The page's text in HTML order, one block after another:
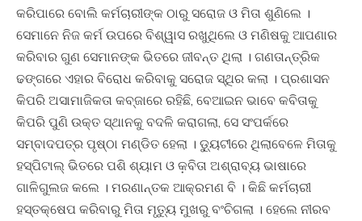
କରିପାରେ ବୋଲି କର୍ମଚାରୀଙ୍କ ଠାରୁ ସରୋଜ ଓ ମିତା ଶୁଣିଲେ ।
ସେମାନେ ନିଜ କର୍ମ ଉପରେ ବିଶ୍ୱାସ ରଖୁଥିଲେ ଓ ମଣିଷକୁ ଆପଣାର
କରିବାର ଗୁଣ ସେମାନଙ୍କ ଭିତରେ ଜୀବନ୍ତ ଥିଲା । ଗଣତାନ୍ତ୍ରିକ
ଢଙ୍ଗରେ ଏହାର ବିରୋଧ କରିବାକୁ ସରୋଜ ସ୍ଥିର କଲା । ପ୍ରଶାସନ
କିପରି ଅସାମାଜିକତା କବ୍‌ଜାରେ ରହିଛି, ବେଆଇନ ଭାବେ କବିତାକୁ
କିପରି ପୁଣି ଉକ୍ତ ସ୍ଥାନକୁ ବଦଳି କରାଗଲା, ସେ ସଂପର୍କରେ
ସମ୍ବାଦପତ୍ର ପୃଷ୍ଠା ମଣ୍ଡିତ ହେଲା । ଡ଼୍ୟୁଟୀରେ ଥିଲାବେଳେ ମିତାକୁ
ହସ୍ପିଟାଲ୍ ଭିତରେ ପଶି ଶ୍ୟାମ ଓ କ଼ବିତା ଅଶ୍ରାବ୍ୟ ଭାଷାରେ
ଗାଳିଗୁଲଜ କଲେ । ମରଣାନ୍ତକ ଆକ୍ରମଣ ବି । କିଛି କର୍ମଚାରୀ
ହସ୍ତକ୍ଷେପ କରିବାରୁ ମିତା ମୃତ୍ୟୁ ମୁଖରୁ ବଂଚିଗଲା । ହେଲେ ନୀରବ